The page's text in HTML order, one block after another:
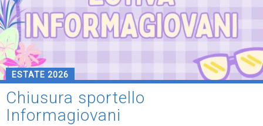
ESTATE 2026
Chiusura sportello
Informagiovani